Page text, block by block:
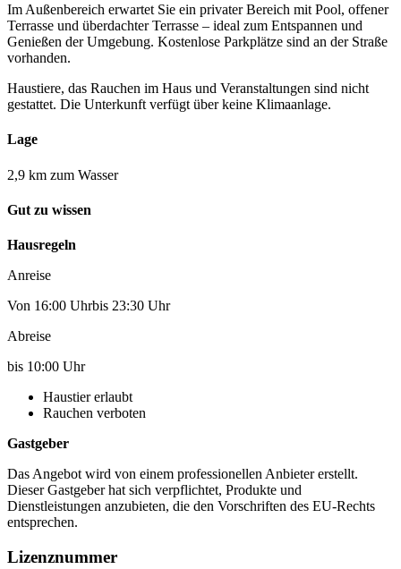
Im Außenbereich erwartet Sie ein privater Bereich mit Pool, offener
Terrasse und überdachter Terrasse – ideal zum Entspannen und
Genießen der Umgebung. Kostenlose Parkplätze sind an der Straße
vorhanden.
Haustiere, das Rauchen im Haus und Veranstaltungen sind nicht
gestattet. Die Unterkunft verfügt über keine Klimaanlage.
Lage
2,9 km zum Wasser
Gut zu wissen
Hausregeln
Anreise
Von 16:00 Uhrbis 23:30 Uhr
Abreise
bis 10:00 Uhr
Haustier erlaubt
Rauchen verboten
Gastgeber
Das Angebot wird von einem professionellen Anbieter erstellt.
Dieser Gastgeber hat sich verpflichtet, Produkte und
Dienstleistungen anzubieten, die den Vorschriften des EU-Rechts
entsprechen.
Lizenznummer